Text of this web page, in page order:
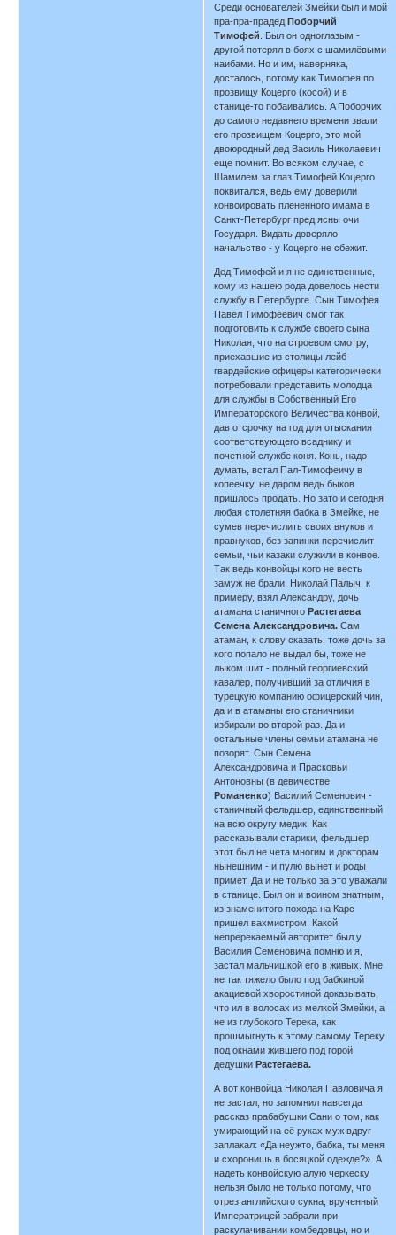
Среди основателей Змейки был и мой
пра-пра-прадедПоборчий
Тимофей . Был он одноглазым -
другой потерял в боях с шамилёвыми
наибами. Но и им, наверняка,
досталось, потому как Тимофея по
прозвищу Коцерго (косой) и в
станице-то побаивались. A Поборчих
до самого недавнего времени звали
его прозвищем Коцерго, это мой
двоюродный дед Василь Николаевич
еще помнит. Во всяком случае, с
Шамилем за глаз Тимофей Коцерго
поквитался, ведь ему доверили
конвоировать плененного имама в
Санкт-Петербург пред ясны очи
Государя. Видать доверяло
начальство - у Коцерго не сбежит.
Дед Тимофей и я не единственные,
кому из нашею рода довелось нести
службу в Петербурге. Сын Тимофея
Павел Тимофеевич смог так
подготовить к службе своего сына
Николая, что на строевом смотру,
приехавшие из столицы лейб-
гвардейские офицеры категорически
потребовали представить молодца
для службы в Собственный Его
Императорского Величества конвой,
дав отсрочку на год для отыскания
соответствующего всаднику и
почетной службе коня. Конь, надо
думать, встал Пал-Тимофеичу в
копеечку, не даром ведь быков
пришлось продать. Но зато и сегодня
любая столетняя бабка в Змейке, не
сумев перечислить своих внуков и
правнуков, без запинки перечислит
семьи, чьи казаки служили в конвое.
Так ведь конвойцы кого не весть
замуж не брали. Николай Палыч, к
примеру, взял Александру, дочь
атамана станичногоРастегаева
Семена Александровича.Сам
атаман, к слову сказать, тоже дочь за
кого попало не выдал бы, тоже не
лыком шит - полный георгиевский
кавалер, получивший за отличия в
турецкую компанию офицерский чин,
да и в атаманы его станичники
избирали во второй раз. Да и
остальные члены семьи атамана не
позорят. Сын Семена
Александровича и Прасковьи
Антоновны (в девичестве
Романенко) Василий Семенович -
станичный фельдшер, единственный
на всю округу медик. Как
рассказывали старики, фельдшер
этот был не чета многим и докторам
нынешним - и пулю вынет и роды
примет. Да и не только за это уважали
в станице. Был он и воином знатным,
из знаменитого похода на Карс
пришел вахмистром. Какой
непререкаемый авторитет был у
Василия Семеновича помню и я,
застал мальчишкой его в живых. Мне
не так тяжело было под бабкиной
акациевой хворостиной доказывать,
что ил в волосах из мелкой Змейки, а
не из глубокого Терека, как
прошмыгнуть к этому самому Тереку
под окнами жившего под горой
дедушкиРастегаева.
А вот конвойца Николая Павловича я
не застал, но запомнил навсегда
рассказ прабабушки Сани о том, как
умирающий на её руках муж вдруг
заплакал: «Да неужто, бабка, ты меня
и схоронишь в босяцкой одежде?». А
надеть конвойскую алую черкеску
нельзя было не только потому, что
отрез английского сукна, врученный
Императрицей забрали при
раскулачивании комбедовцы, но и